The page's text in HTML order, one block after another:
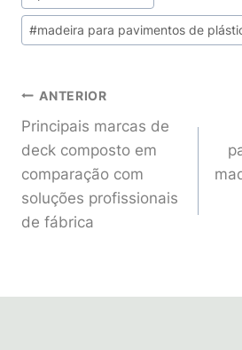
#madeira para pavimentos de
Navegação
De
Artigos
ANTERIOR
Principais marcas de
deck composto em
comparação com
soluções profissionais
de fábrica